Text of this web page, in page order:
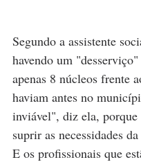
Segundo a assistente
havendo um
apenas 8 núcleos frente
haviam antes no
inviável", diz ela, porque
suprir as necessidades
E os profissionais que